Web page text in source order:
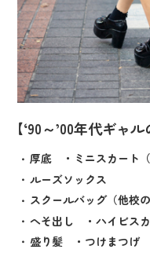
【‘90～’00年代ギャ
厚底 ・ミニスカート（
ルーズソックス
スクールバッグ（他校
へそ出し ・ハイビス
盛り髪 ・つけまつげ